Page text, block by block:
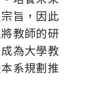
旨，因此
教師的研
為大學教
系規劃推